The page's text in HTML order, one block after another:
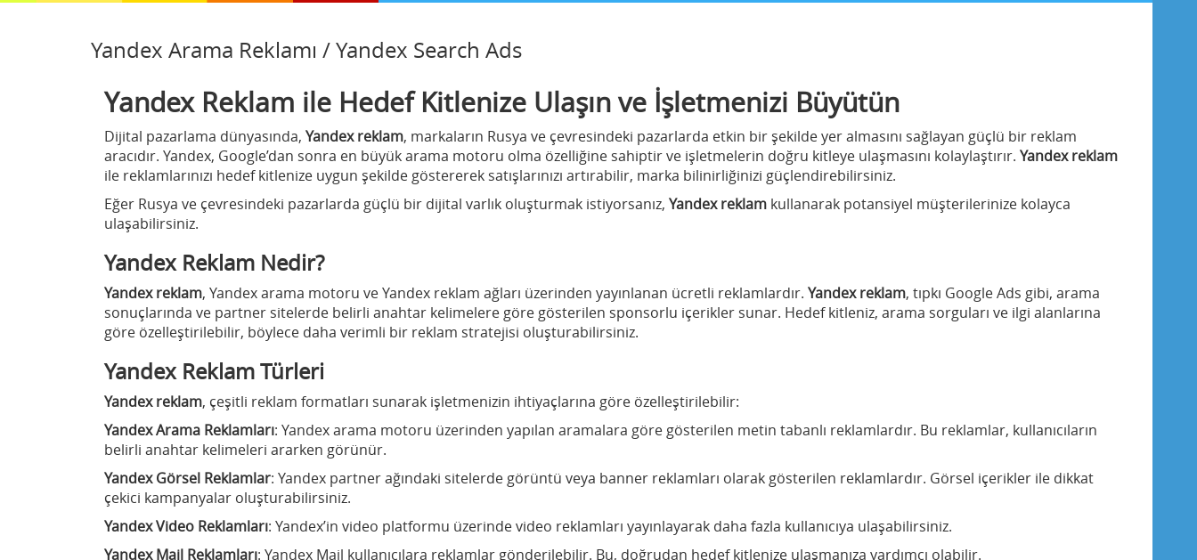
Yandex Arama Reklamı / Yandex Search Ads
Yandex Reklam ile Hedef Kitlenize Ulaşın ve İşletmenizi Büyütün
Dijital pazarlama dünyasında, Yandex reklam, markaların Rusya ve çevresindeki pazarlarda etkin bir şekilde yer almasını sağlayan güçlü bir reklam
aracıdır. Yandex, Google’dan sonra en büyük arama motoru olma özelliğine sahiptir ve işletmelerin doğru kitleye ulaşmasını kolaylaştırır. Yandex reklam
ile reklamlarınızı hedef kitlenize uygun şekilde göstererek satışlarınızı artırabilir, marka bilinirliğinizi güçlendirebilirsiniz.
Eğer Rusya ve çevresindeki pazarlarda güçlü bir dijital varlık oluşturmak istiyorsanız, Yandex reklam kullanarak potansiyel müşterilerinize kolayca
ulaşabilirsiniz.
Yandex Reklam Nedir?
Yandex reklam, Yandex arama motoru ve Yandex reklam ağları üzerinden yayınlanan ücretli reklamlardır. Yandex reklam, tıpkı Google Ads gibi, arama
sonuçlarında ve partner sitelerde belirli anahtar kelimelere göre gösterilen sponsorlu içerikler sunar. Hedef kitleniz, arama sorguları ve ilgi alanlarına
göre özelleştirilebilir, böylece daha verimli bir reklam stratejisi oluşturabilirsiniz.
Yandex Reklam Türleri
Yandex reklam, çeşitli reklam formatları sunarak işletmenizin ihtiyaçlarına göre özelleştirilebilir:
Yandex Arama Reklamları: Yandex arama motoru üzerinden yapılan aramalara göre gösterilen metin tabanlı reklamlardır. Bu reklamlar, kullanıcıların
belirli anahtar kelimeleri ararken görünür.
Yandex Görsel Reklamlar: Yandex partner ağındaki sitelerde görüntü veya banner reklamları olarak gösterilen reklamlardır. Görsel içerikler ile dikkat
çekici kampanyalar oluşturabilirsiniz.
Yandex Video Reklamları: Yandex’in video platformu üzerinde video reklamları yayınlayarak daha fazla kullanıcıya ulaşabilirsiniz.
Yandex Mail Reklamları: Yandex Mail kullanıcılara reklamlar gönderilebilir. Bu, doğrudan hedef kitlenize ulaşmanıza yardımcı olabilir.